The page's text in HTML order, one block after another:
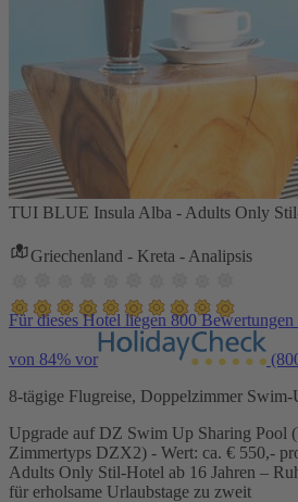
TUI BLUE Insula Alba - Adults Only
Griechenland - Kreta - Analipsis
Für dieses Hotel liegen 800
von 84% vor
8-tägige Flugreise, Doppelzimmer
Upgrade auf DZ Swim Up Sharing Pool
Zimmertyps DZX2) - Wert: ca. € 550,-
Adults Only Stil-Hotel ab 16 Jahren –
für erholsame Urlaubstage zu zweit